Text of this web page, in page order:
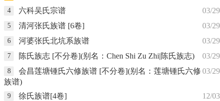
03/29
4
六科吴氏宗谱
03/29
5
清河张氏族谱 [6卷]
03/29
6
河婆张氏北坑系族谱
03/29
7
陈氏族志 [不分卷](别名：Chen Shi Zu Zhi|陈氏族志)
03/29
8 会昌莲塘锺氏六修族谱 [不分卷](别名：莲塘锺氏六修
族谱)
12/03
9 徐氏族谱[4卷]